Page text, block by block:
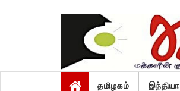
தமிழகம் இந்தியா